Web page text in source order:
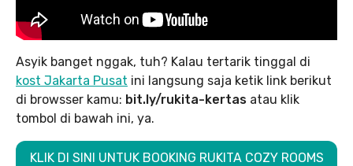
Asyik banget nggak, tuh? Kalau tertarik tinggal di
kost Jakarta Pusat ini langsung saja ketik link berikut
di browsser kamu: bit.ly/rukita-kertas atau klik
tombol di bawah ini, ya.
KLIK DI SINI UNTUK BOOKING RUKITA COZY ROOMS